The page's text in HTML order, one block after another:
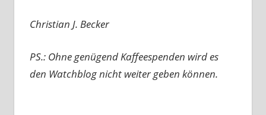
Christian J. Becker
PS.: Ohne genügend Kaffeespenden wird es
den Watchblog nicht weiter geben können.